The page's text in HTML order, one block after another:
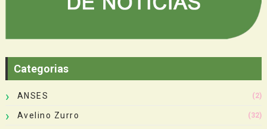
Categorias
ANSES (2)
Avelino Zurro (32)